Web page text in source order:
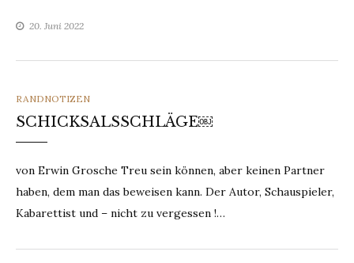
20. Juni 2022
CATEGORIES
RANDNOTIZEN
SCHICKSALSSCHLÄGE￼
von Erwin Grosche Treu sein können, aber keinen Partner
haben, dem man das beweisen kann. Der Autor, Schauspieler,
Kabarettist und – nicht zu vergessen !…